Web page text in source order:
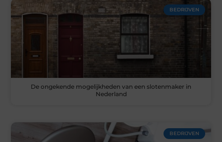
BEDRIJVEN
De ongekende mogelijkheden van een slotenmaker in
Nederland
BEDRIJVEN